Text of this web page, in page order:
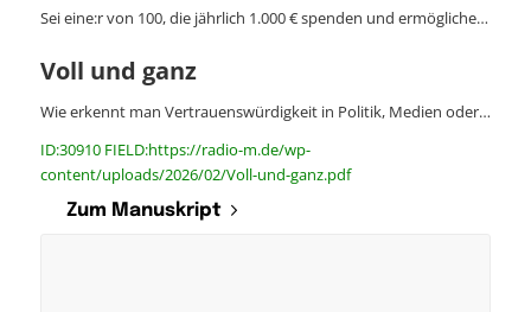
Sei eine:r von 100, die jährlich 1.000 € spenden und ermögliche…
Voll und ganz
Wie erkennt man Vertrauenswürdigkeit in Politik, Medien oder…
ID:30910 FIELD:https://radio-m.de/wp-
content/uploads/2026/02/Voll-und-ganz.pdf
Zum Manuskript